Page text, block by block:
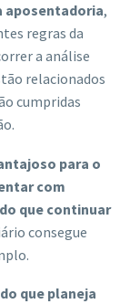
aposentadoria,
regras da
a análise
relacionados
cumpridas
para o
com
que continuar
consegue
que planeja